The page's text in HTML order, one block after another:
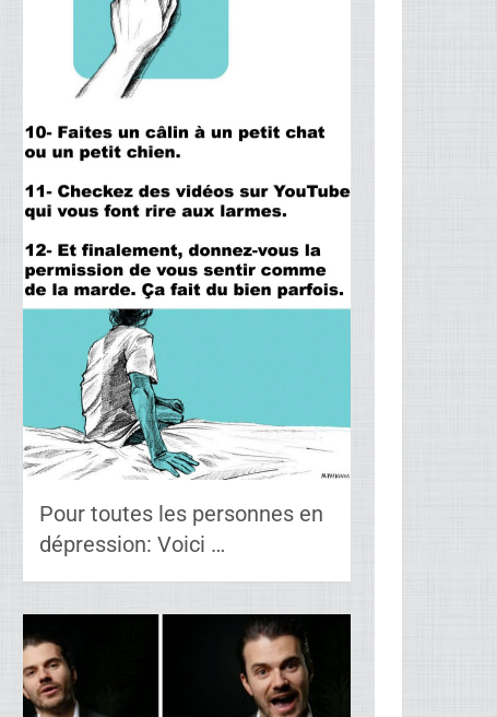
Pour toutes les personnes en
dépression: Voici …